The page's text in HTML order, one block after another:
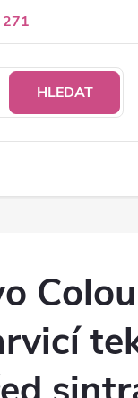
HLEDAT